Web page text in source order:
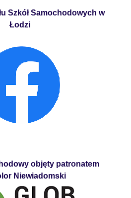
Szkół Samochodowych w
Łodzi
objęty patronatem
Niewiadomski